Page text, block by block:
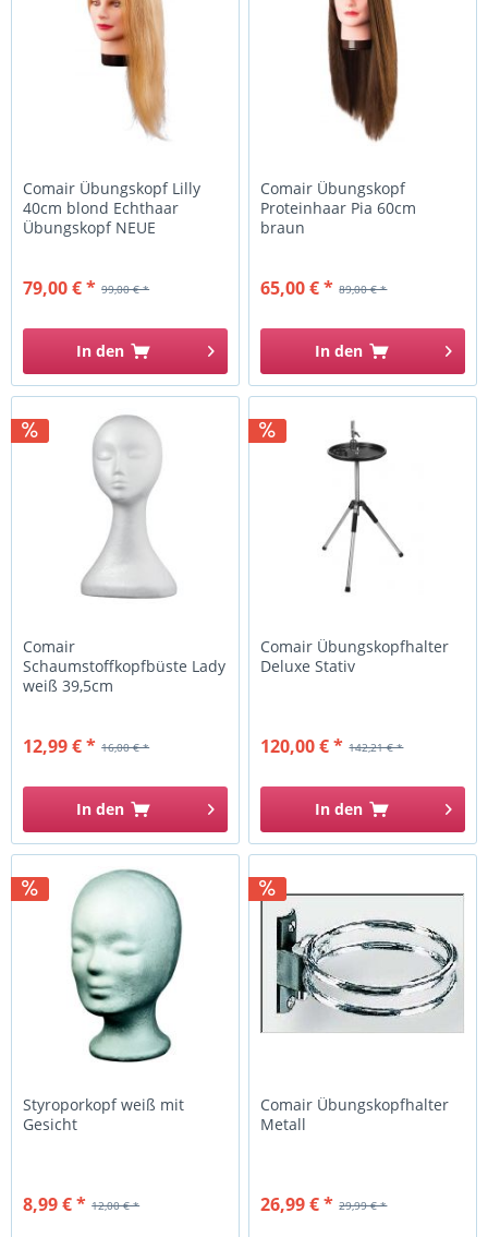
Comair Übungskopf Lilly
40cm blond Echthaar
Übungskopf NEUE
99,00 € *
79,00 € *
In den
Comair Übungskopf
Proteinhaar Pia 60cm
braun
89,00 € *
65,00 € *
In den
Comair
Schaumstoffkopfbüste Lady
weiß 39,5cm
16,00 € *
12,99 € *
In den
Comair Übungskopfhalter
Deluxe Stativ
142,21 € *
120,00 € *
In den
Styroporkopf weiß mit
Gesicht
12,00 € *
8,99 € *
Comair Übungskopfhalter
Metall
29,99 € *
26,99 € *